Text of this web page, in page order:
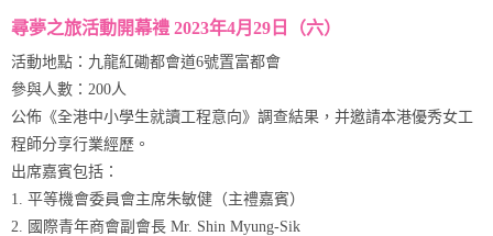
尋夢之旅活動開幕禮 2023年4月29日（六）
活動地點：九龍紅磡都會道6號置富都會
參與人數：200人
公佈《全港中小學生就讀工程意向》調查結果，并邀請本港優秀女工
程師分享行業經歷。
出席嘉賓包括：
1. 平等機會委員會主席朱敏健（主禮嘉賓）
2. 國際青年商會副會長 Mr. Shin Myung-Sik